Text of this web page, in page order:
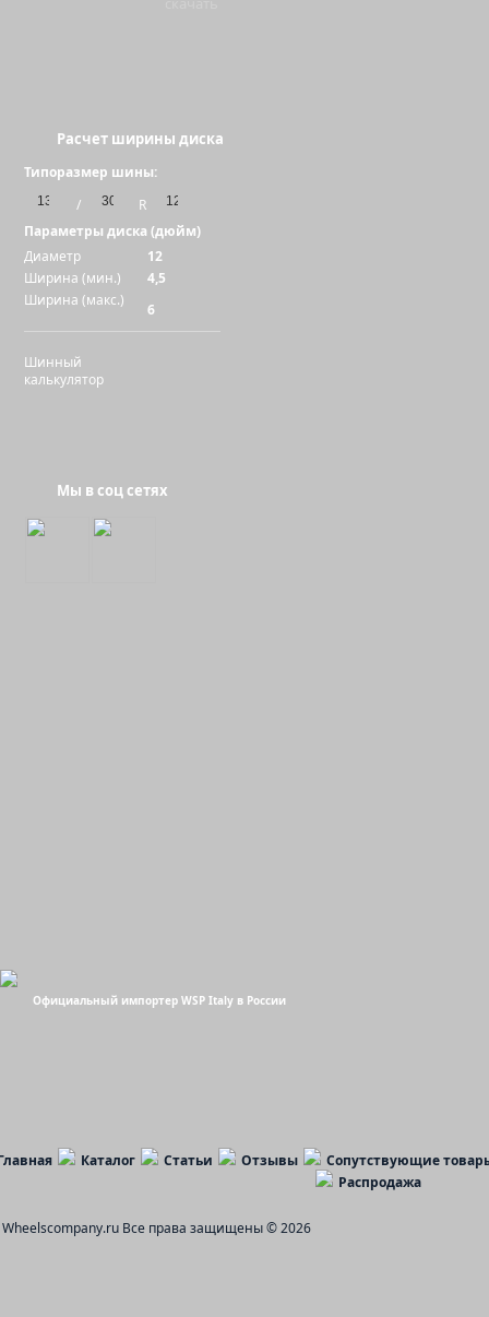
Расчет ширины диска
Типоразмер шины:
/
R
Параметры диска (дюйм)
Диаметр
12
Ширина (мин.)
4,5
Ширина (макс.)
6
Шинный
калькулятор
Мы в соц сетях
Официальный импортер WSP Italy в России
Каталог Статьи Отзывы
Сопутствующие
Распродажа
Wheelscompany.ru Все права защищены © 2026